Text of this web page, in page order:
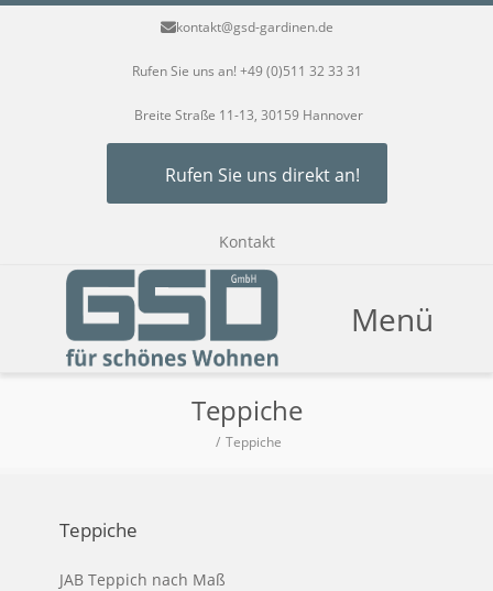
kontakt@gsd-gardinen.de
Rufen Sie uns an! +49 (0)511 32 33 31
Breite Straße 11-13, 30159 Hannover
Rufen Sie uns direkt an!
Kontakt
Menü
Teppiche
Teppiche
Teppiche
JAB Teppich nach Maß